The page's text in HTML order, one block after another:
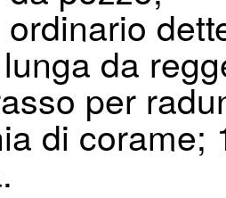
da
per
di corame;